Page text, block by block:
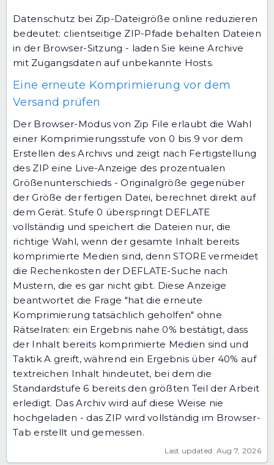
Datenschutz bei Zip-Dateigröße online reduzieren
bedeutet: clientseitige ZIP-Pfade behalten Dateien
in der Browser-Sitzung - laden Sie keine Archive
mit Zugangsdaten auf unbekannte Hosts.
Eine erneute Komprimierung vor dem
Versand prüfen
Der Browser-Modus von Zip File erlaubt die Wahl
einer Komprimierungsstufe von 0 bis 9 vor dem
Erstellen des Archivs und zeigt nach Fertigstellung
des ZIP eine Live-Anzeige des prozentualen
Größenunterschieds - Originalgröße gegenüber
der Größe der fertigen Datei, berechnet direkt auf
dem Gerät. Stufe 0 überspringt DEFLATE
vollständig und speichert die Dateien nur, die
richtige Wahl, wenn der gesamte Inhalt bereits
komprimierte Medien sind, denn STORE vermeidet
die Rechenkosten der DEFLATE-Suche nach
Mustern, die es gar nicht gibt. Diese Anzeige
beantwortet die Frage "hat die erneute
Komprimierung tatsächlich geholfen" ohne
Rätselraten: ein Ergebnis nahe 0% bestätigt, dass
der Inhalt bereits komprimierte Medien sind und
Taktik A greift, während ein Ergebnis über 40% auf
textreichen Inhalt hindeutet, bei dem die
Standardstufe 6 bereits den größten Teil der Arbeit
erledigt. Das Archiv wird auf diese Weise nie
hochgeladen - das ZIP wird vollständig im Browser-
Tab erstellt und gemessen.
Last updated: Aug 7, 2026